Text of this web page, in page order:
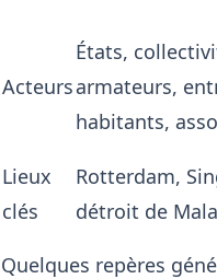
Acteurs
États,
armateurs,
habitants,
Lieux
clés
Rotterdam,
détroit de
Quelques repères